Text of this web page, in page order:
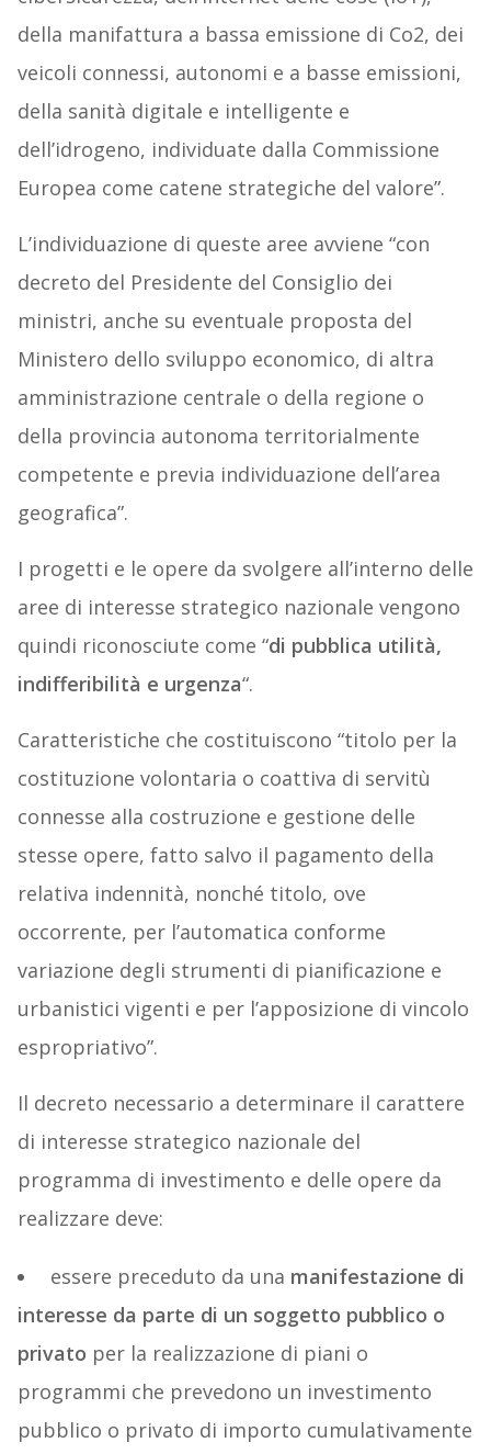
della manifattura a bassa emissione di Co2, dei
veicoli connessi, autonomi e a basse emissioni,
della sanità digitale e intelligente e
dell’idrogeno, individuate dalla Commissione
Europea come catene strategiche del valore”.
L’individuazione di queste aree avviene “con
decreto del Presidente del Consiglio dei
ministri, anche su eventuale proposta del
Ministero dello sviluppo economico, di altra
amministrazione centrale o della regione o
della provincia autonoma territorialmente
competente e previa individuazione dell’area
geografica”.
I progetti e le opere da svolgere all’interno delle
aree di interesse strategico nazionale vengono
quindi riconosciute come “di pubblica utilità,
indifferibilità e urgenza“.
Caratteristiche che costituiscono “titolo per la
costituzione volontaria o coattiva di servitù
connesse alla costruzione e gestione delle
stesse opere, fatto salvo il pagamento della
relativa indennità, nonché titolo, ove
occorrente, per l’automatica conforme
variazione degli strumenti di pianificazione e
urbanistici vigenti e per l’apposizione di vincolo
espropriativo”.
Il decreto necessario a determinare il carattere
di interesse strategico nazionale del
programma di investimento e delle opere da
realizzare deve:
essere preceduto da una manifestazione di
interesse da parte di un soggetto pubblico o
privato per la realizzazione di piani o
programmi che prevedono un investimento
pubblico o privato di importo cumulativamente